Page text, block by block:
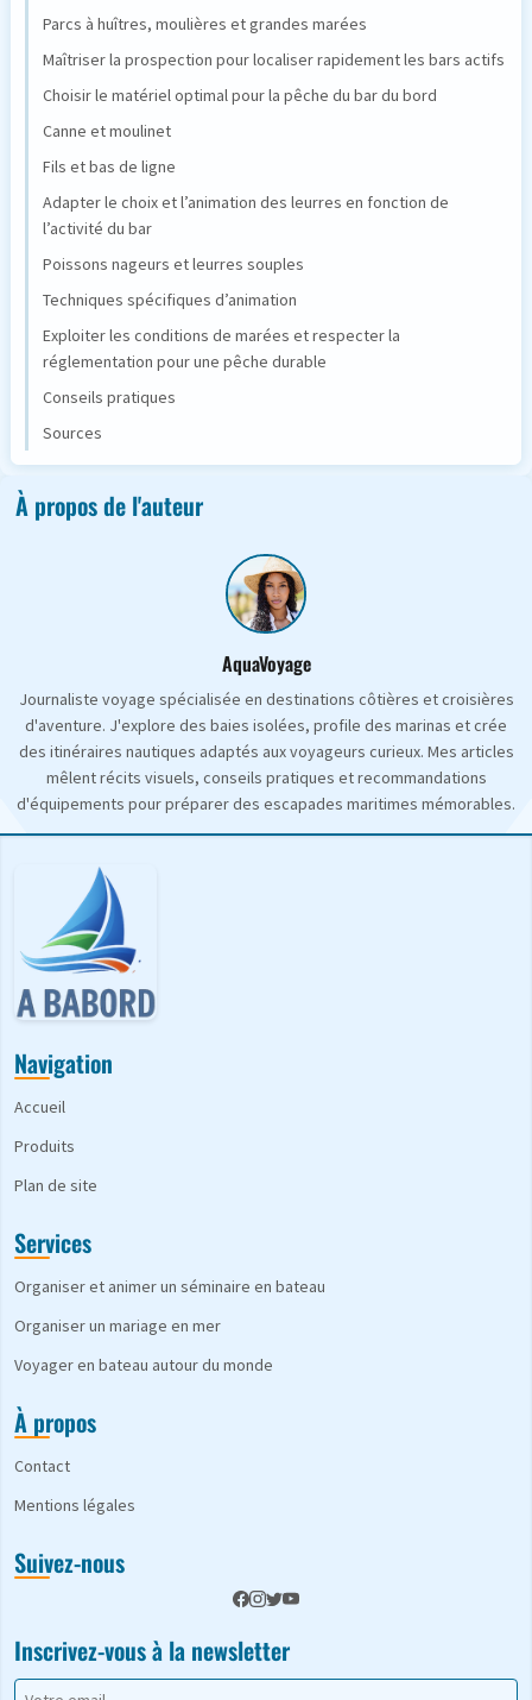
Parcs à huîtres, moulières et grandes marées
Maîtriser la prospection pour localiser rapidement les bars actifs
Choisir le matériel optimal pour la pêche du bar du bord
Canne et moulinet
Fils et bas de ligne
Adapter le choix et l’animation des leurres en fonction de
l’activité du bar
Poissons nageurs et leurres souples
Techniques spécifiques d’animation
Exploiter les conditions de marées et respecter la
réglementation pour une pêche durable
Conseils pratiques
Sources
À propos de l'auteur
AquaVoyage
Journaliste voyage spécialisée en destinations côtières et croisières
d'aventure. J'explore des baies isolées, profile des marinas et crée
des itinéraires nautiques adaptés aux voyageurs curieux. Mes articles
mêlent récits visuels, conseils pratiques et recommandations
d'équipements pour préparer des escapades maritimes mémorables.
Navigation
Accueil
Produits
Plan de site
Services
Organiser et animer un séminaire en bateau
Organiser un mariage en mer
Voyager en bateau autour du monde
À propos
Contact
Mentions légales
Suivez-nous
Inscrivez-vous à la newsletter